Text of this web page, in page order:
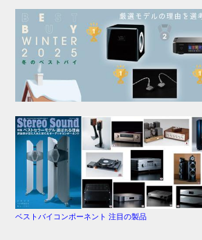
ベストバイコンポーネント 注目の製品